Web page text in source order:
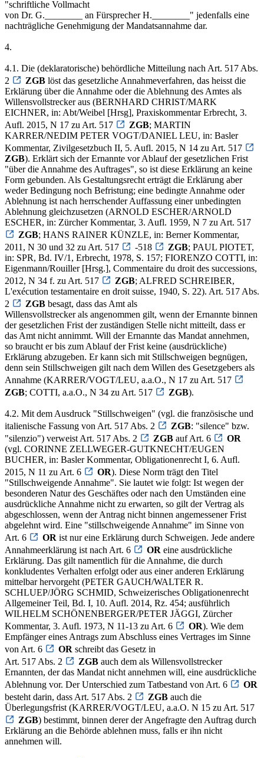
"schriftliche Vollmacht
von Dr. G.________ an Fürsprecher H.________" jedenfalls eine
nachträgliche Genehmigung der Mandatsannahme dar.
4.
4.1. Die (deklaratorische) behördliche Mitteilung nach Art. 517 Abs.
2
ZGB löst das gesetzliche Annahmeverfahren, das heisst die
Erklärung über die Annahme oder die Ablehnung des Amtes als
Willensvollstrecker aus (BERNHARD CHRIST/MARK
EICHNER, in: Abt/Weibel [Hrsg], Praxiskommentar Erbrecht, 3.
Aufl. 2015, N 17 zu Art. 517
ZGB; MARTIN
KARRER/NEDIM PETER VOGT/DANIEL LEU, in: Basler
Kommentar, Zivilgesetzbuch II, 5. Aufl. 2015, N 14 zu Art. 517
ZGB). Erklärt sich der Ernannte vor Ablauf der gesetzlichen Frist
"über die Annahme des Auftrages", so ist diese Erklärung an keine
Form gebunden. Als Gestaltungsrecht erträgt die Erklärung aber
weder Bedingung noch Befristung; eine bedingte Annahme oder
Ablehnung ist nach herrschender Auffassung einer unbedingten
Ablehnung gleichzusetzen (ARNOLD ESCHER/ARNOLD
ESCHER, in: Zürcher Kommentar, 3. Aufl. 1959, N 7 zu Art. 517
ZGB; HANS RAINER KÜNZLE, in: Berner Kommentar,
2011, N 30 und 32 zu Art. 517
-518 ZGB; PAUL PIOTET,
in: SPR, Bd. IV/1, Erbrecht, 1978, S. 157; FIORENZO COTTI, in:
Eigenmann/Rouiller [Hrsg.], Commentaire du droit des successions,
2012, N 34 f. zu Art. 517
ZGB; ALFRED SCHREIBER,
L'exécution testamentaire en droit suisse, 1940, S. 22). Art. 517 Abs.
2
ZGB besagt, dass das Amt als
Willensvollstrecker als angenommen gilt, wenn der Ernannte binnen
der gesetzlichen Frist der zuständigen Stelle nicht mitteilt, dass er
das Amt nicht annimmt. Will der Ernannte das Mandat annehmen,
so braucht er bis zum Ablauf der Frist keine (ausdrückliche)
Erklärung abzugeben. Er kann sich mit Stillschweigen begnügen,
denn sein Stillschweigen gilt nach dem Willen des Gesetzgebers als
Annahme (KARRER/VOGT/LEU, a.a.O., N 17 zu Art. 517
ZGB; COTTI, a.a.O., N 34 zu Art. 517 ZGB).
4.2. Mit dem Ausdruck "Stillschweigen" (vgl. die französische und
italienische Fassung von Art. 517 Abs. 2
ZGB: "silence" bzw.
"silenzio") verweist Art. 517 Abs. 2
ZGB auf Art. 6
OR
(vgl. CORINNE ZELLWEGER-GUTKNECHT/EUGEN
BUCHER, in: Basler Kommentar, Obligationenrecht I, 6. Aufl.
2015, N 11 zu Art. 6
OR). Diese Norm trägt den Titel
"Stillschweigende Annahme". Sie lautet wie folgt: Ist wegen der
besonderen Natur des Geschäftes oder nach den Umständen eine
ausdrückliche Annahme nicht zu erwarten, so gilt der Vertrag als
abgeschlossen, wenn der Antrag nicht binnen angemessener Frist
abgelehnt wird. Eine "stillschweigende Annahme" im Sinne von
Art. 6
OR ist nur eine Erklärung durch Schweigen. Jede andere
Annahmeerklärung ist nach Art. 6
OR eine ausdrückliche
Erklärung. Das gilt namentlich für die Annahme, die durch
konkludentes Verhalten erfolgt oder aus einer anderen Erklärung
mittelbar hervorgeht (PETER GAUCH/WALTER R.
SCHLUEP/JÖRG SCHMID, Schweizerisches Obligationenrecht
Allgemeiner Teil, Bd. I, 10. Aufl. 2014, Rz. 454; ausführlich
WILHELM SCHÖNENBERGER/PETER JÄGGI, Zürcher
Kommentar, 3. Aufl. 1973, N 11-13 zu Art. 6
OR). Wie dem
Empfänger eines Antrags zum Abschluss eines Vertrages im Sinne
von Art. 6
OR schreibt das Gesetz in
Art. 517 Abs. 2
ZGB auch dem als Willensvollstrecker
Ernannten, der das Mandat nicht annehmen will, eine ausdrückliche
Ablehnung vor. Der Unterschied zum Tatbestand von Art. 6
OR
besteht darin, dass Art. 517 Abs. 2
ZGB auch die
Überlegungsfrist (KARRER/VOGT/LEU, a.a.O. N 15 zu Art. 517
ZGB) bestimmt, binnen derer der Angefragte den Auftrag durch
Erklärung an die Behörde ablehnen muss, falls er ihn nicht
annehmen will.